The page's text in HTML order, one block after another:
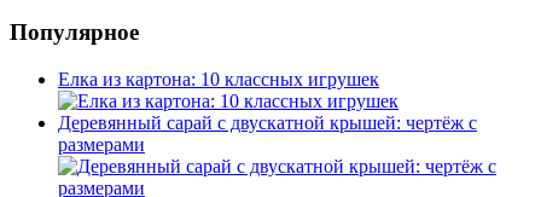
Популярное
Елка из картона: 10 классных игрушек
Деревянный сарай с двускатной крышей: чертёж с
размерами